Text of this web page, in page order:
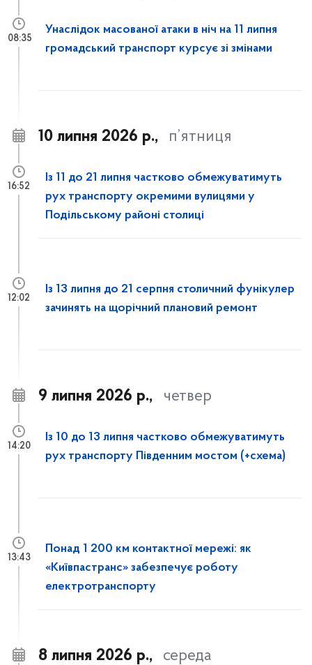
Унаслідок масованої атаки в ніч на 11 липня
громадський транспорт курсує зі змінами
08:35
10 липня 2026 р., п’ятниця
Із 11 до 21 липня частково обмежуватимуть
рух транспорту окремими вулицями у
Подільському районі столиці
16:52
Із 13 липня до 21 серпня столичний фунікулер
зачинять на щорічний плановий ремонт
12:02
9 липня 2026 р., четвер
Із 10 до 13 липня частково обмежуватимуть
рух транспорту Південним мостом (+схема)
14:20
Понад 1 200 км контактної мережі: як
«Київпастранс» забезпечує роботу
електротранспорту
13:43
8 липня 2026 р., середа